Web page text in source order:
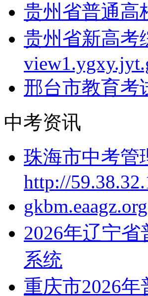
贵州省普通高
贵州省新高考
邢台市教育考
中考资讯
珠海市中考管
http://
2026年辽宁
系统
重庆市2026